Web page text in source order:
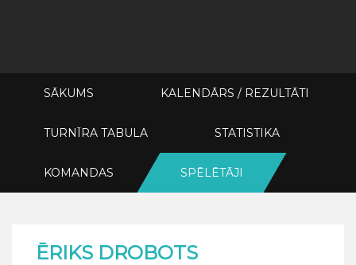
SĀKUMS KALENDĀRS / REZULTĀTI
TURNĪRA TABULA STATISTIKA
KOMANDAS SPĒLĒTĀJI
ĒRIKS DROBOTS